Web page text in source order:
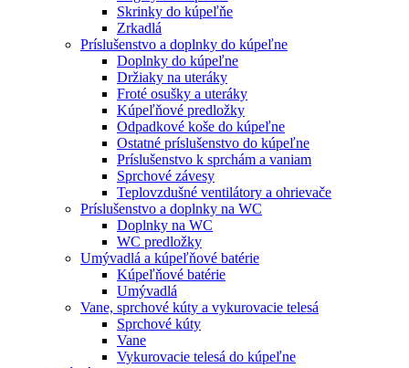
Skrinky do kúpeľňe
Zrkadlá
Príslušenstvo a doplnky do kúpeľne
Doplnky do kúpeľne
Držiaky na uteráky
Froté osušky a uteráky
Kúpeľňové predložky
Odpadkové koše do kúpeľne
Ostatné príslušenstvo do kúpeľne
Príslušenstvo k sprchám a vaniam
Sprchové závesy
Teplovzdušné ventilátory a ohrievače
Príslušenstvo a doplnky na WC
Doplnky na WC
WC predložky
Umývadlá a kúpeľňové batérie
Kúpeľňové batérie
Umývadlá
Vane, sprchové kúty a vykurovacie telesá
Sprchové kúty
Vane
Vykurovacie telesá do kúpeľne